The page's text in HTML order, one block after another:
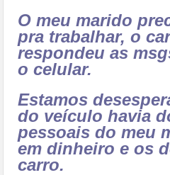
O meu marido
pra trabalhar, o
respondeu as
o celular.
Estamos
do veículo havia
pessoais do meu
em dinheiro e os
carro.